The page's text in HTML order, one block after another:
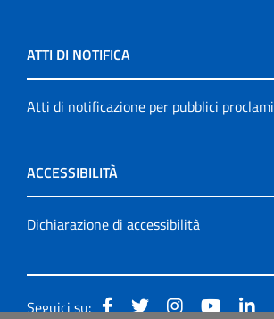
ATTI DI NOTIFICA
Atti di notificazione per pubblici proclami
ACCESSIBILITÀ
Dichiarazione di accessibilità
Seguici su: